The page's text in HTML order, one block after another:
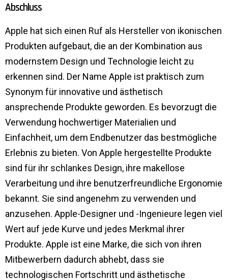
Abschluss
Apple hat sich einen Ruf als Hersteller von ikonischen
Produkten aufgebaut, die an der Kombination aus
modernstem Design und Technologie leicht zu
erkennen sind. Der Name Apple ist praktisch zum
Synonym für innovative und ästhetisch
ansprechende Produkte geworden. Es bevorzugt die
Verwendung hochwertiger Materialien und
Einfachheit, um dem Endbenutzer das bestmögliche
Erlebnis zu bieten. Von Apple hergestellte Produkte
sind für ihr schlankes Design, ihre makellose
Verarbeitung und ihre benutzerfreundliche Ergonomie
bekannt. Sie sind angenehm zu verwenden und
anzusehen. Apple-Designer und -Ingenieure legen viel
Wert auf jede Kurve und jedes Merkmal ihrer
Produkte. Apple ist eine Marke, die sich von ihren
Mitbewerbern dadurch abhebt, dass sie
technologischen Fortschritt und ästhetische